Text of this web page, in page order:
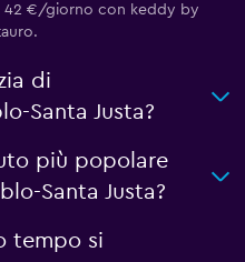
42 €/giorno con keddy by
di
Santa Justa?
più popolare
Santa Justa?
tempo si